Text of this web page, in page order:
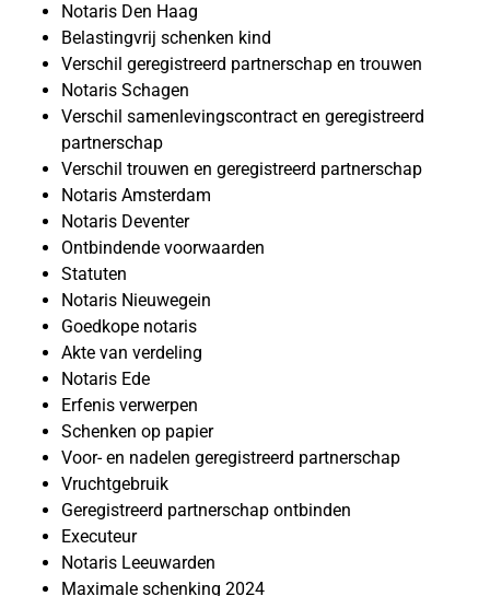
Notaris Den Haag
Belastingvrij schenken kind
Verschil geregistreerd partnerschap en trouwen
Notaris Schagen
Verschil samenlevingscontract en geregistreerd
partnerschap
Verschil trouwen en geregistreerd partnerschap
Notaris Amsterdam
Notaris Deventer
Ontbindende voorwaarden
Statuten
Notaris Nieuwegein
Goedkope notaris
Akte van verdeling
Notaris Ede
Erfenis verwerpen
Schenken op papier
Voor- en nadelen geregistreerd partnerschap
Vruchtgebruik
Geregistreerd partnerschap ontbinden
Executeur
Notaris Leeuwarden
Maximale schenking 2024